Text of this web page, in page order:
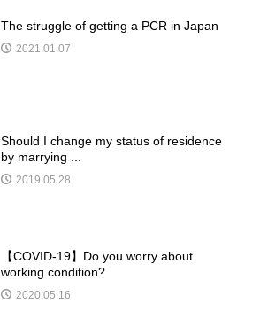
The struggle of getting a PCR in Japan
2021.01.07
Should I change my status of residence
by marrying ...
2019.05.28
【COVID-19】Do you worry about
working condition?
2020.05.16